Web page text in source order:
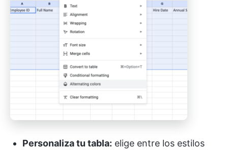
Personaliza tu tabla: elige entre los estilos